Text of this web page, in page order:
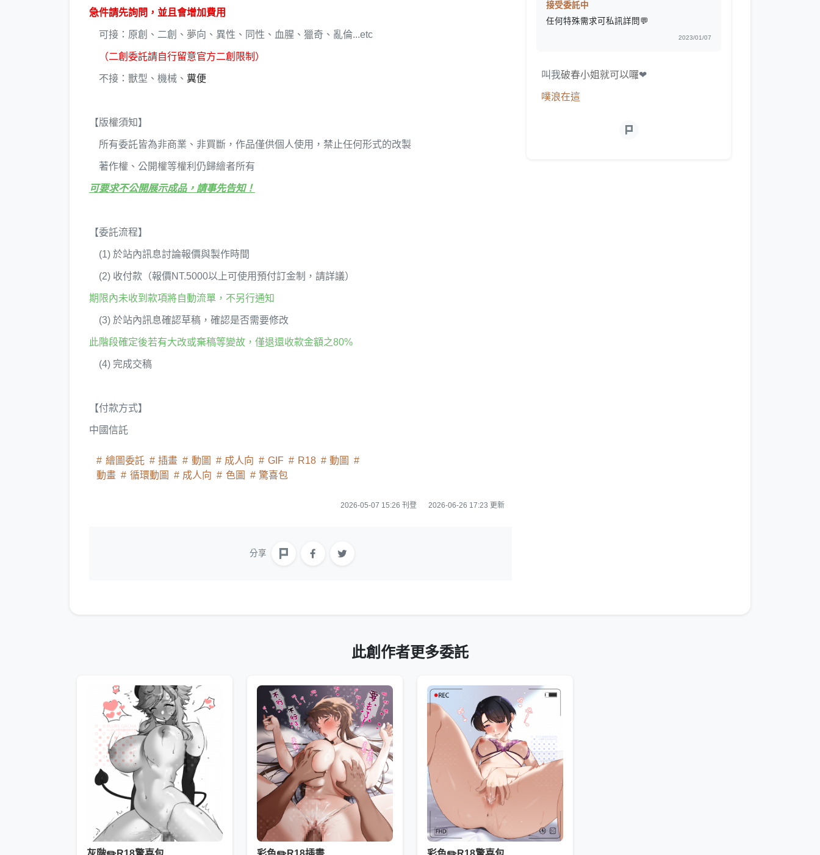
急件請先詢問，並且會增加費用
可接：原創、二創、夢向、異性、同性、血腥、獵奇、亂倫...etc
（二創委託請自行留意官方二創限制）
不接：獸型、機械、 糞便
【版權須知】
所有委託皆為非商業、非買斷，作品僅供個人使用，禁止任何形式的改製
著作權、公開權等權利仍歸繪者所有
可要求不公開展示成品，請事先告知！
【委託流程】
(1) 於站內訊息討論報價與製作時間
(2) 收付款（報價NT.5000以上可使用預付訂金制，請詳議）
期限內未收到款項將自動流單，不另行通知
(3) 於站內訊息確認草稿，確認是否需要修改
此階段確定後若有大改或棄稿等變故，僅退還收款金額之80%
(4) 完成交稿
【付款方式】
中國信託
繪圖委託 插畫 動圖 成人向 GIF R18
動圖
動畫
循環動圖 成人向 色圖 驚喜包
2026-05-07 15:26 刊登 2026-06-26 17:23 更新
分享
接受委託中
任何特殊需求可私訊詳問💬
2023/01/07
叫我破春小姐就可以囉❤
噗浪在這
此創作者更多委託